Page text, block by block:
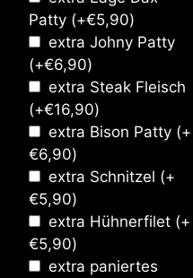
Patty (+€5,90)
extra Johny Patty
(+€6,90)
extra Steak Fleisch
(+€16,90)
extra Bison Patty (+
€6,90)
extra Schnitzel (+
€5,90)
extra Hühnerfilet (+
€5,90)
extra paniertes